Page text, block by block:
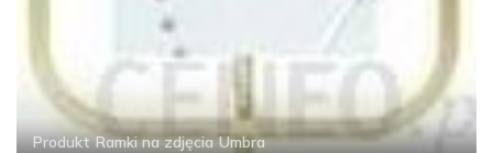
Produkt Ramki na zdjęcia Umbra